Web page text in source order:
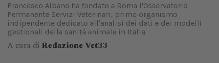
Francesco Albano ha fondato a Roma l'Osservatorio
Permanente Servizi Veterinari, primo organismo
indipendente dedicato all'analisi dei dati e dei modelli
gestionali della sanità animale in Italia
A cura di Redazione Vet33